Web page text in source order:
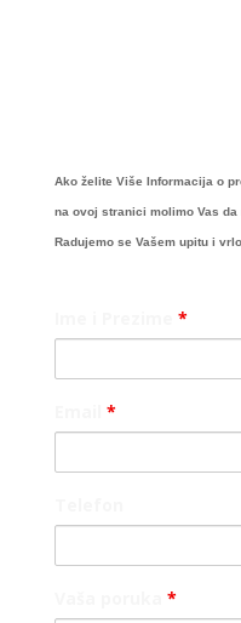
Ako želite Više Informacija o
na ovoj stranici molimo Vas da
Radujemo se Vašem upitu i
*
*
*